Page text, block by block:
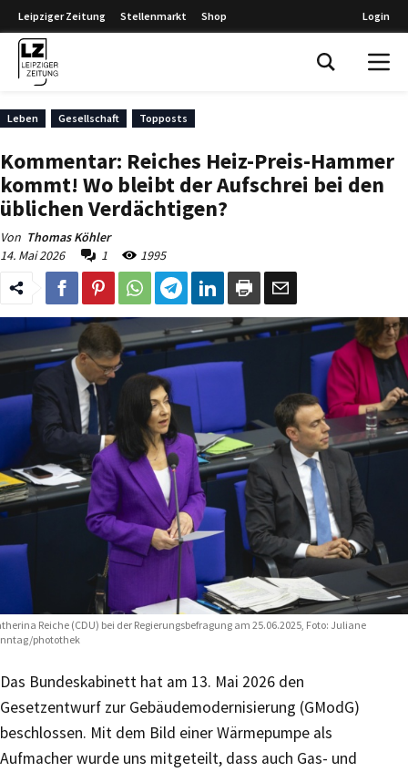
Leipziger Zeitung Stellenmarkt Shop Login
Leben Gesellschaft Topposts
Kommentar: Reiches Heiz-Preis-Hammer
kommt! Wo bleibt der Aufschrei bei den
üblichen Verdächtigen?
Von Thomas Köhler
14. Mai 2026
1 1995
Reiche (CDU) bei der Regierungsbefragung am 25.06.2025, Foto: Juliane
photothek
Das Bundeskabinett hat am 13. Mai 2026 den
Gesetzentwurf zur Gebäudemodernisierung (GModG)
beschlossen. Mit dem Bild einer Wärmepumpe als
Aufmacher wurde uns mitgeteilt, dass auch Gas- und